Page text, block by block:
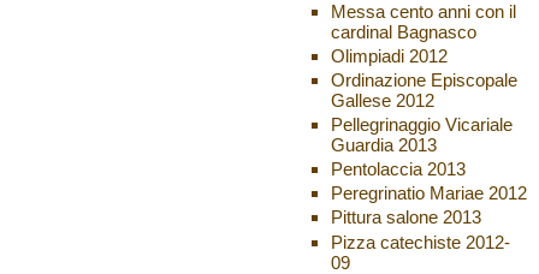
Messa cento anni con il
cardinal Bagnasco
Olimpiadi 2012
Ordinazione Episcopale
Gallese 2012
Pellegrinaggio Vicariale
Guardia 2013
Pentolaccia 2013
Peregrinatio Mariae 2012
Pittura salone 2013
Pizza catechiste 2012-
09